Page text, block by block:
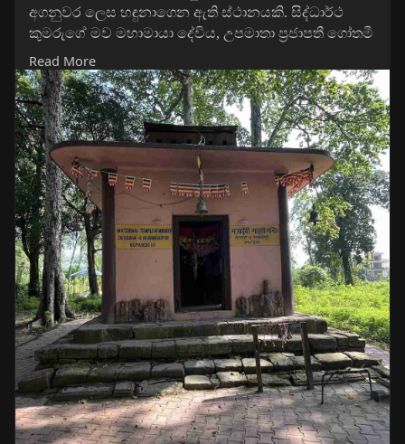
අගනුවර ලෙස හඳුනාගෙන ඇති ස්ථානයකි. සිද්ධාර්ථ
කුමරුගේ මව මහාමායා දේවිය, උපමාතා ප්‍රජාපතී ගෝතමී
සහ බිසව යශෝධරාව යන තිදෙනාගේම මාතෘ නගරය
ලෙස මෙය සැලකේ. නේපාල රජයේ සංස්කෘතික, සංචාරක
හා සිවිල් ගුවන් සේවා අමාත්‍යාංශය යටතේ ක්‍රියාත්මක වන
Lumbini Development Trust ආයතනයේ නිල වෙබ්
අඩවියේ ප්‍රකාශිත දත්ත අනුව, මෙම පිටුව 2024 ජූනි 29
වන දින පළ කර ඇති අතර, අවසන් වරට යාවත්කාලීන
කර ඇත්තේ 2026 ජූලි 14 වන දිනයි. එනම් මෙහි දැක්වෙන
තොරතුරු ලුම්බිණි සංවර්ධන භාරයේ වර්තමාන (2026)
නිල ස්ථාවරයයි.
_ඓතිහාසික වැදගත්කම_
* බෞද්ධ සාහිත්‍යයේ සඳහන් තොරතුරු අනුව, සිද්ධාර්ථ
කුමරු ළමා කාලයේදී — විශේෂයෙන් උපමාතාව වූ
ප්‍රජාපතී ගෝතමියගේ රැකවරණය යටතේ — දේවදහ
ප්‍රදේශයේ කාලයක් ගත කළ බව විශ්වාස කෙරේ. බුදු බව
ලැබීමෙන් පසුව බුදුන් වහන්සේ නැවත දේවදහට වැඩම
කර, නිගණ්ඨ නාථපුත්ත (ජෛන ආගමික ගුරුවරයා)
අනුගාමිකයන්ට ධර්මය දේශනා කිරීම මෙන්ම, රෝහිණී
ගඟේ ජල අයිතිය සම්බන්ධයෙන් ශාක්‍ය හා කෝලිය
Read More